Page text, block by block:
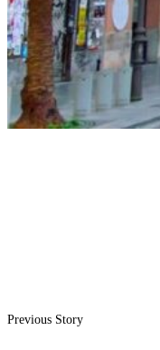
Previous Story